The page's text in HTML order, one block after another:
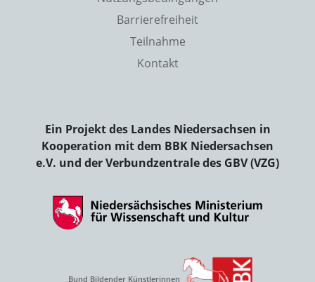
Barrierefreiheit
Teilnahme
Kontakt
Ein Projekt des Landes Niedersachsen in
Kooperation mit dem BBK Niedersachsen
e.V. und der Verbundzentrale des GBV (VZG)
Bund Bildender Künstlerinnen